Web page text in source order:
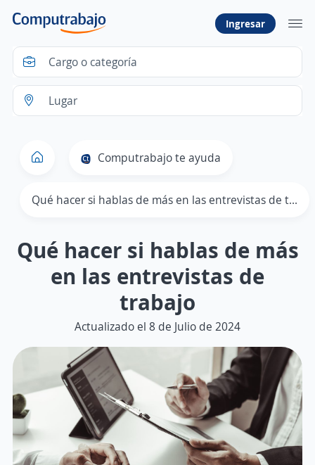
Ingresar
Computrabajo te ayuda
Qué hacer si hablas de más en las entrevistas de trabajo
Qué hacer si hablas de más
en las entrevistas de
trabajo
Actualizado el 8 de Julio de 2024